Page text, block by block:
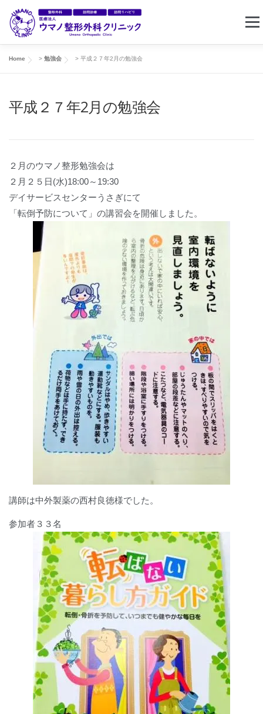
メ
ホーム クリニック案内
訪問リハビリ 求人情報 お問い合わせ
Home > 勉強会 > 平成２７年2月の勉強会
平成２７年2月の勉強会
２月のウマノ整形勉強会は
２月２５日(水)18:00～19:30
デイサービスセンターうさぎにて
「転倒予防について」の講習会を開催しました。
講師は中外製薬の西村良徳様でした。
参加者３３名